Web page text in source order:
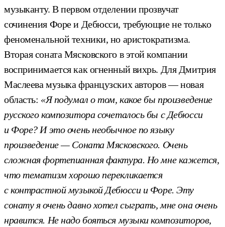
музыканту. В первом отделении прозвучат
сочинения Форе и Дебюсси, требующие не только
феноменальной техники, но аристократизма.
Вторая соната Мясковского в этой компании
воспринимается как огненный вихрь. Для Дмитрия
Маслеева музыка французских авторов — новая
область: «Я подумал о том, какое бы произведение
русского композитора сочеталось бы с Дебюсси
и Форе? И это очень необычное по языку
произведение — Соната Мясковского. Очень
сложная фортепианная фактура. Но мне кажется,
что тематизм хорошо перекликается
с контрастной музыкой Дебюсси и Форе. Эту
сонату я очень давно хотел сыграть, мне она очень
нравится. Не надо бояться музыки композиторов,